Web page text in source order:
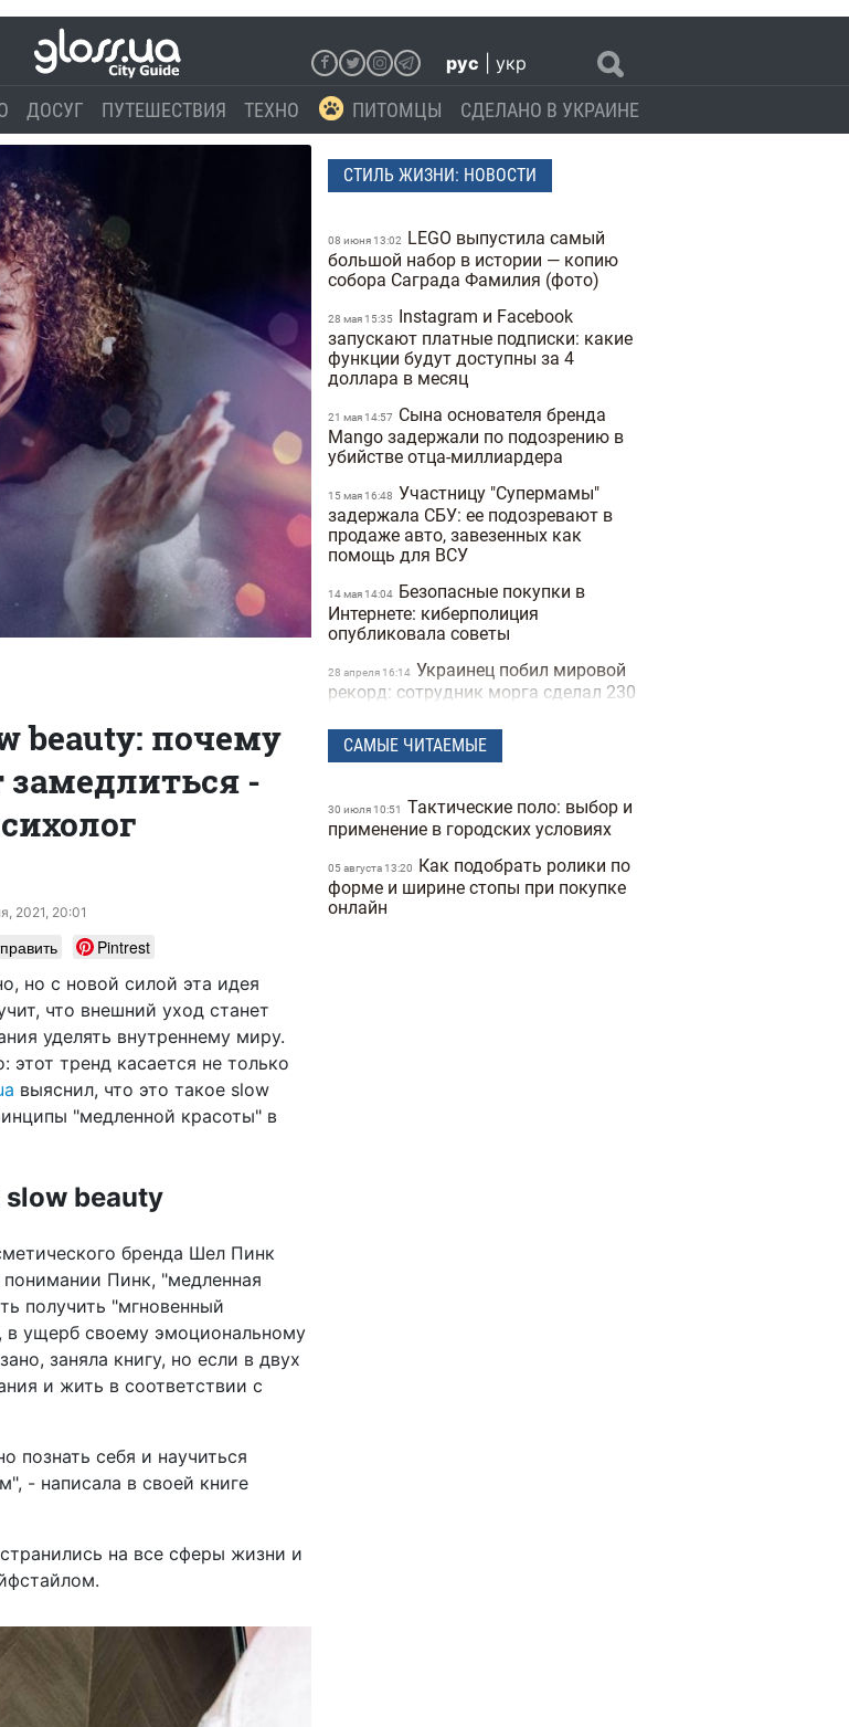
рус укр
ДОСУГ ПУТЕШЕСТВИЯ ТЕХНО ПИТОМЦЫ СДЕЛАНО В УКРАИНЕ
beauty: почему
-
2021, 20:01
Pintrest
но с новой силой эта идея
что внешний уход станет
уделять внутреннему миру.
этот тренд касается не только
выяснил, что это такое slow
"медленной красоты" в
beauty
бренда Шел Пинк
Пинк, "медленная
получить "мгновенный
в ущерб своему эмоциональному
заняла книгу, но если в двух
и жить в соответствии с
познать себя и научиться
- написала в своей книге
на все сферы жизни и
СТИЛЬ ЖИЗНИ: НОВОСТИ
08 июня 13:02
LEGO выпустила самый
большой набор в истории — копию
собора Саграда Фамилия (фото)
28 мая 15:35 Instagram и Facebook
запускают платные подписки: какие
функции будут доступны за 4
доллара в месяц
21 мая 14:57
Сына основателя бренда
Mango задержали по подозрению в
убийстве отца-миллиардера
15 мая 16:48 Участницу "Супермамы"
задержала СБУ: ее подозревают в
продаже авто, завезенных как
помощь для ВСУ
14 мая 14:04 Безопасные покупки в
Интернете: киберполиция
опубликовала советы
28 апреля 16:14 Украинец побил мировой
рекорд: сотрудник морга сделал 230
скелетом"
Мужчины влюбляются
исследование Biology of Sex
Differences
25 февраля 17:25
Ученые открыли мутацию
гена, который снижает желание
курить
САМЫЕ ЧИТАЕМЫЕ
30 июля 10:51
Тактические поло: выбор и
применение в городских условиях
05 августа 13:20
Как подобрать ролики по
форме и ширине стопы при покупке
онлайн